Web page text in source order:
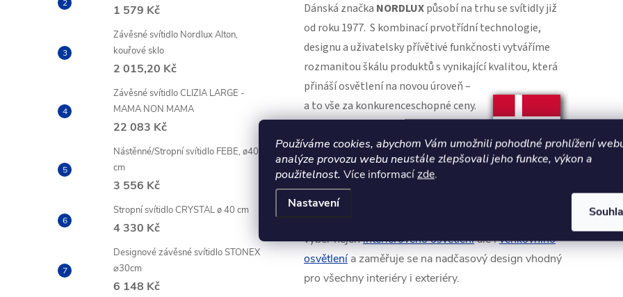
Používáme cookies, abychom Vám umožnili pohodlné prohlížení
analýze provozu webu neustále zlepšovali jeho funkce, výkon a
použitelnost. Více informacízde.
Nastavení
1 579 Kč
Závěsné svítidlo Nordlux Alton,
kouřové sklo
2 015,20 Kč
Závěsné svítidlo CLIZIA LARGE -
MAMA NON MAMA
22 083 Kč
Nástěnné/Stropní svítidlo FEBE, ø40
cm
3 556 Kč
Stropní svítidlo CRYSTAL ø 40 cm
4 330 Kč
Designové závěsné svítidlo STONEX
⌀30cm
6 148 Kč
Dánská značka NORDLUXpůsobí na trhu se svítidly již
od roku 1977. S kombinací prvotřídní technologie,
designu a uživatelsky přívětivé funkčnosti vytváříme
rozmanitou škálu produktů s vynikající kvalitou, která
přináší osvětlení na novou úroveň –
a to vše za konkurenceschopné ceny.
Skupinu Nordlux tvoří tři značky:
Nordlux, Design For The People a
Energetic.
výběr nejeninteriérového osvětleníale ivenkovního
osvětlenía zaměřuje se na nadčasový design vhodný
pro všechny interiéry i exteriéry.